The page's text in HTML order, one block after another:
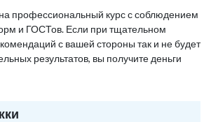
профессиональный курс с соблюдением
и ГОСТов. Если при тщательном
с вашей стороны так и не будет
результатов, вы получите деньги